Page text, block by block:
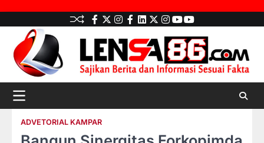
content
facebook
Twitter
instagram
Facebook
LinkedIn
twitter
Instagram
youtube
youtube
ADVETORIAL KAMPAR